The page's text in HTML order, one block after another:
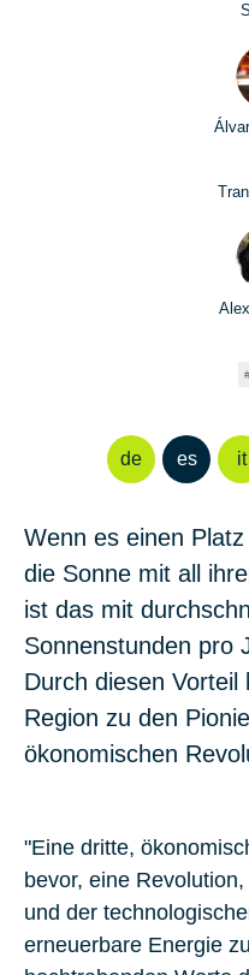
de es it
Wenn es einen
die Sonne mit all
ist das mit
Sonnenstunden pro
Durch diesen
Region zu den
ökonomischen
"Eine dritte,
bevor, eine
und der
erneuerbare Energie